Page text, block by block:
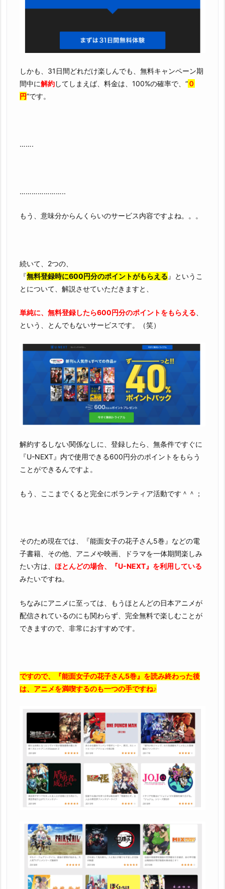
しかも、31日間どれだけ楽しんでも、無料キャンペーン期
間中に解約してしまえば、料金は、100%の確率で、“０
円”です。
…….
…………………..
もう、意味分からんくらいのサービス内容ですよね。。。
続いて、2つの、
『無料登録時に600円分のポイントがもらえる 』というこ
とについて、解説させていただきますと、
単純に、無料登録したら600円分のポイントをもらえる
という、とんでもないサービスです。（笑）
解約するしない関係なしに、登録したら、無条件ですぐに
『U-NEXT』内で使用できる600円分のポイントをもらう
ことができるんですよ。
もう、ここまでくると完全にボランティア活動です＾＾；
そのため現在では、『能面女子の花子さん5巻』などの電
子書籍、その他、アニメや映画、ドラマを一体期間楽しみ
たい方は、 ほとんどの場合、『U-NEXT』を利用している
みたいですね。
ちなみにアニメに至っては、もうほとんどの日本アニメが
配信されているのにも関わらず、完全無料で楽しむことが
できますので、非常におすすめです。
ですので、『能面女子の花子さん5巻』を読み終わった後
は、アニメを満喫するのも一つの手ですね♪